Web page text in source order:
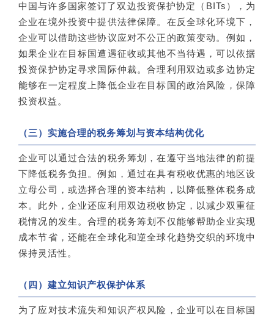
中国与许多国家签订了双边投资保护协定（BITs），为
企业在境外投资中提供法律保障。在反全球化环境下，
企业可以借助这些协议应对不公正的政策变动。例如，
如果企业在目标国遭遇征收或其他不当待遇，可以依据
投资保护协定寻求国际仲裁。合理利用双边或多边协定
能够在一定程度上降低企业在目标国的政治风险，保障
投资权益。
（三）实施合理的税务筹划与资本结构优化
企业可以通过合法的税务筹划，在遵守当地法律的前提
下降低税务负担。例如，通过在具有税收优惠的地区设
立母公司，或选择合理的资本结构，以降低整体税务成
本。此外，企业还应利用双边税收协定，以减少双重征
税情况的发生。合理的税务筹划不仅能够帮助企业实现
成本节省，还能在全球化和逆全球化趋势交织的环境中
保持灵活性。
（四）建立知识产权保护体系
为了应对技术流失和知识产权风险，企业可以在目标国